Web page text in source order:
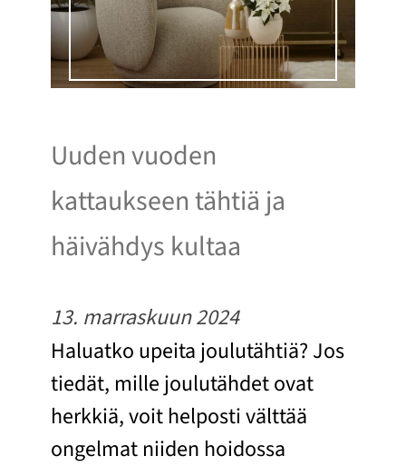
Uuden vuoden
kattaukseen tähtiä ja
häivähdys kultaa
13. marraskuun 2024
Haluatko upeita joulutähtiä? Jos
tiedät, mille joulutähdet ovat
herkkiä, voit helposti välttää
ongelmat niiden hoidossa